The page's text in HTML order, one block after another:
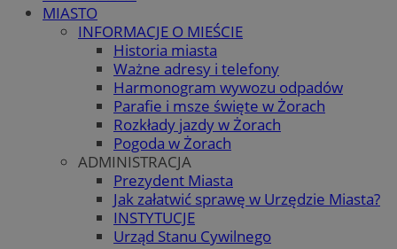
MIASTO
INFORMACJE O MIEŚCIE
Historia miasta
Ważne adresy i telefony
Harmonogram wywozu odpadów
Parafie i msze święte w Żorach
Rozkłady jazdy w Żorach
Pogoda w Żorach
ADMINISTRACJA
Prezydent Miasta
Jak załatwić sprawę w Urzędzie Miasta?
INSTYTUCJE
Urząd Stanu Cywilnego